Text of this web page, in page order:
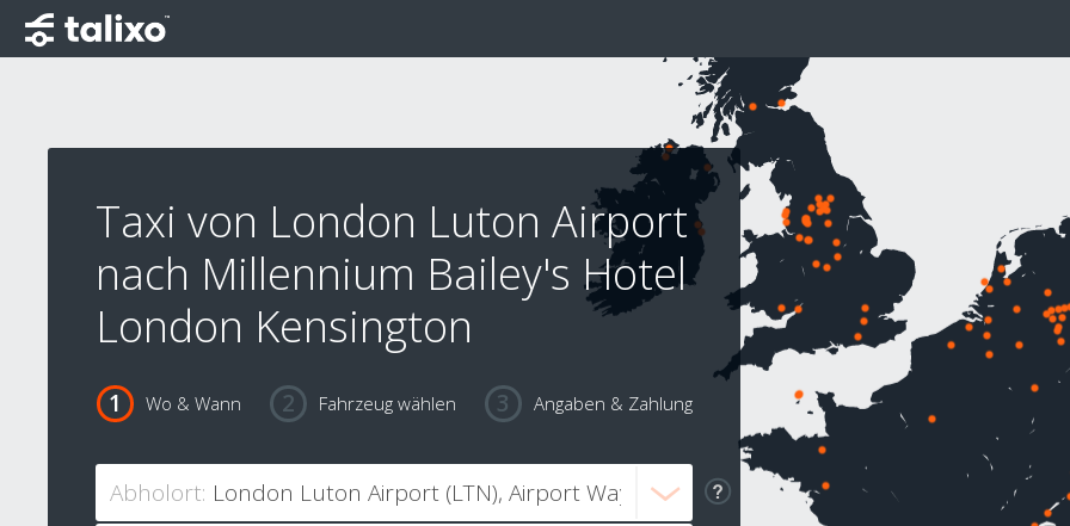
Taxi von London Luton Airport
nach Millennium Bailey's Hotel
London Kensington
Wo & Wann Fahrzeug wählen Angaben & Zahlung
Abholort: